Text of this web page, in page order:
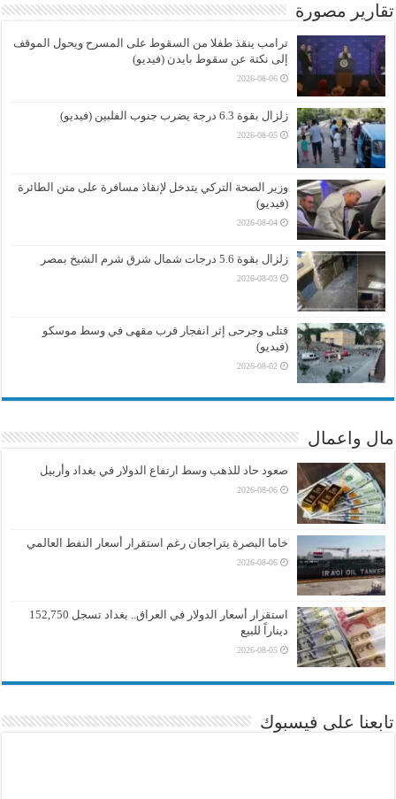
تقارير مصورة
ترامب ينقذ طفلا من السقوط على المسرح ويحول الموقف
إلى نكتة عن سقوط بايدن (فيديو)
2026-08-06
زلزال بقوة 6.3 درجة يضرب جنوب الفلبين (فيديو)
2026-08-05
وزير الصحة التركي يتدخل لإنقاذ مسافرة على متن الطائرة
(فيديو)
2026-08-04
زلزال بقوة 5.6 درجات شمال شرق شرم الشيخ بمصر
2026-08-03
قتلى وجرحى إثر انفجار قرب مقهى في وسط موسكو
(فيديو)
2026-08-02
مال واعمال
صعود حاد للذهب وسط ارتفاع الدولار في بغداد وأربيل
2026-08-06
خاما البصرة يتراجعان رغم استقرار أسعار النفط العالمي
2026-08-06
استقرار أسعار الدولار في العراق.. بغداد تسجل 152,750
ديناراً للبيع
2026-08-05
تابعنا على فيسبوك